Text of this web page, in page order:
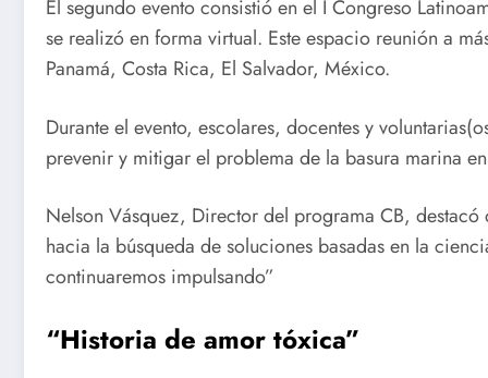
El segundo evento consistió en el I Congreso
se realizó en forma virtual. Este espacio reunión a
Panamá, Costa Rica, El Salvador, México.
Durante el evento, escolares, docentes y
prevenir y mitigar el problema de la basura marina
Nelson Vásquez, Director del programa CB,
hacia la búsqueda de soluciones basadas en la
continuaremos impulsando”
“Historia de amor tóxica”